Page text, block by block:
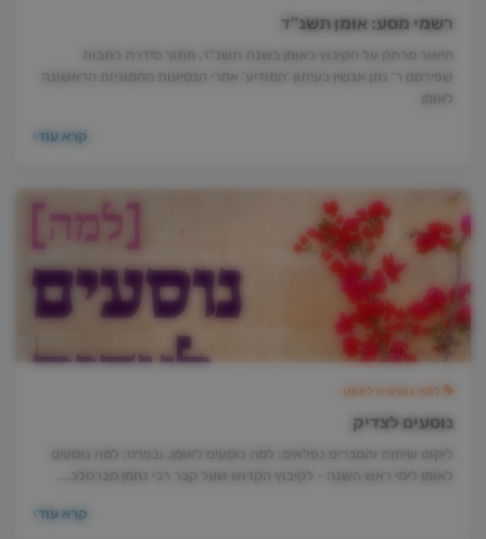
רשמי מסע: אומן תשנ"ד
תיאור מרתק על הקיבוץ באומן בשנת תשנ"ד, מתוך סידרת כתבות
שפירסם ר' נתן אנשין בעיתון 'המודיע' אחרי הנסיעות ההמוניות הראשונה
לאומן
קרא עוד
למה נוסעים לאומן
נוסעים לצדיק
ליקוט שיחות והסברים נפלאים: למה נוסעים לאומן, ובפרט: למה נוסעים
לאומן לימי ראש השנה - לקיבוץ הקדוש שעל קבר רבי נחמן מברסלב.…
קרא עוד